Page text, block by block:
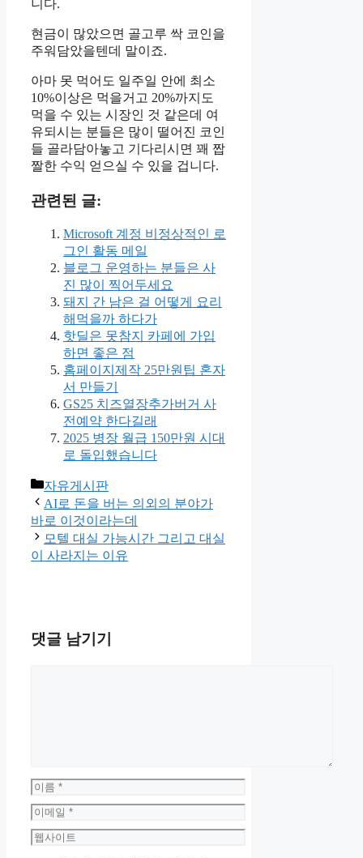
니다.
현금이 많았으면 골고루 싹 코인을
주워담았을텐데 말이죠.
아마 못 먹어도 일주일 안에 최소
10%이상은 먹을거고 20%까지도
먹을 수 있는 시장인 것 같은데 여
유되시는 분들은 많이 떨어진 코인
들 골라담아놓고 기다리시면 꽤 짭
짤한 수익 얻으실 수 있을 겁니다.
관련된 글:
Microsoft 계정 비정상적인 로
그인 활동 메일
블로그 운영하는 분들은 사
진 많이 찍어두세요
돼지 간 남은 걸 어떻게 요리
해먹을까 하다가
핫딜은 못참지 카페에 가입
하면 좋은 점
홈페이지제작 25만원팁 혼자
서 만들기
GS25 치즈열장추가버거 사
전예약 한다길래
2025 병장 월급 150만원 시대
로 돌입했습니다
카
테
고
리
자유게시판
AI로 돈을 버는 의외의 분야가
바로 이것이라는데
모텔 대실 가능시간 그리고 대실
이 사라지는 이유
댓글 남기기
이
름
이
메
일
웹